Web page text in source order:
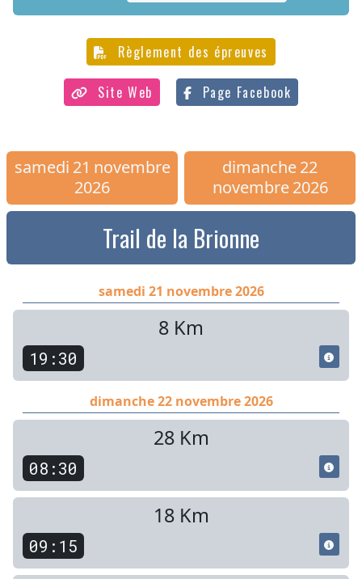
Règlement des épreuves
Site Web Page Facebook
samedi 21 novembre
2026
dimanche22
novembre 2026
Trail de la Brionne
samedi 21 novembre 2026
8 Km
19:30
dimanche 22 novembre 2026
28 Km
08:30
18 Km
09:15